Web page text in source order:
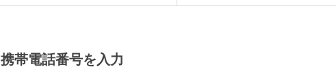
携帯電話番号を入力